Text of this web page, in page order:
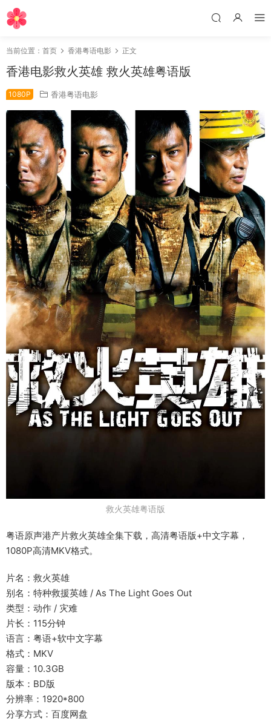
当前位置： 首页 香港粤语电影 正文
香港电影救火英雄 救火英雄粤语版
1080P 香港粤语电影
救火英雄粤语版
粤语原声港产片救火英雄全集下载，高清粤语版+中文字幕，
1080P高清MKV格式。
片名：救火英雄
别名：特种救援英雄 / As The Light Goes Out
类型：动作 / 灾难
片长：115分钟
语言：粤语+软中文字幕
格式：MKV
容量：10.3GB
版本：BD版
分辨率：1920*800
分享方式：百度网盘